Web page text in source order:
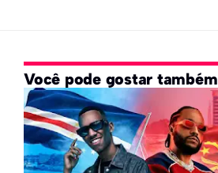
Você pode gostar também